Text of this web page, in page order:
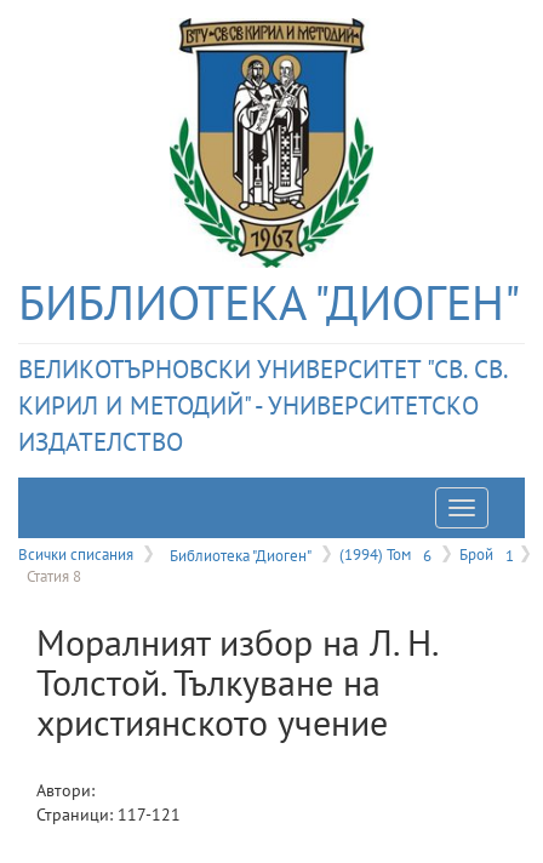
БИБЛИОТЕКА "ДИОГЕН"
ВЕЛИКОТЪРНОВСКИ УНИВЕРСИТЕТ "СВ. СВ.
КИРИЛ И МЕТОДИЙ" - УНИВЕРСИТЕТСКО
ИЗДАТЕЛСТВО
Отваряне
на
Всички списания Библиотека "Диоген" (1994) Том 6 Брой
1
Статия 8
Моралният избор на Л. Н.
Толстой. Тълкуване на
християнското учение
Автори:
Страници: 117-121